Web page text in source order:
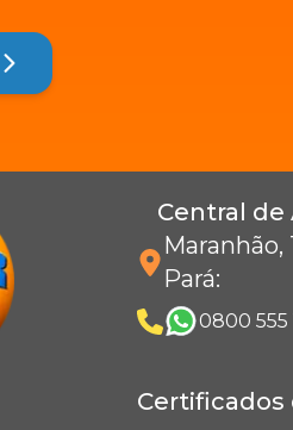
Central
Pará:
0800 555
Certificados